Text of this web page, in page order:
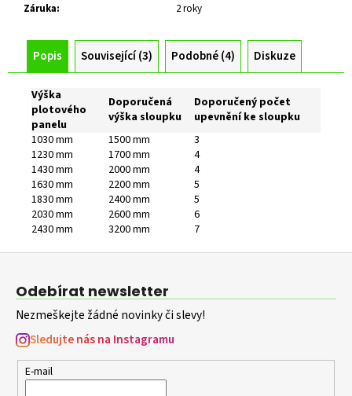
Záruka: 2 roky
Popis Související (3) Podobné (4) Diskuze
Výška
plotového
panelu
Doporučená
výška sloupku
Doporučený počet
upevnění ke sloupku
1030 mm
1500 mm
3
1230 mm
1700 mm
4
1430 mm
2000 mm
4
1630 mm
2200 mm
5
1830 mm
2400 mm
5
2030 mm
2600 mm
6
2430 mm
3200 mm 7
Kč
Odebírat newsletter
Nezmeškejte žádné novinky či slevy!
Sledujte nás na Instagramu
E-mail